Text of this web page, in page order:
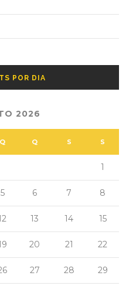
POR DIA
2026
Q Q S S
1
5 6 7 8
13 14 15
20 21 22
27 28 29